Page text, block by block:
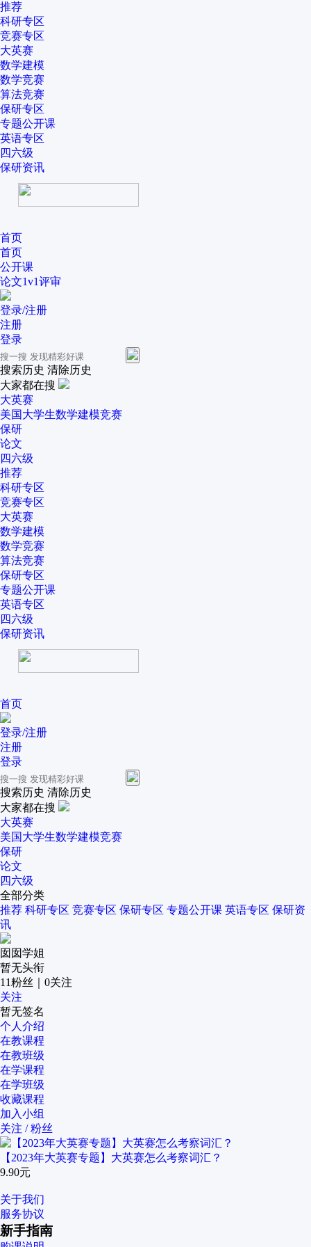
推荐
科研专区
竞赛专区
大英赛
数学建模
数学竞赛
算法竞赛
保研专区
专题公开课
英语专区
四六级
保研资讯
首页
首页
公开课
论文1v1评审
登录/注册
注册
登录
搜索历史 清除历史
大家都在搜
大英赛
美国大学生数学建模竞赛
保研
论文
四六级
推荐
科研专区
竞赛专区
大英赛
数学建模
数学竞赛
算法竞赛
保研专区
专题公开课
英语专区
四六级
保研资讯
首页
登录/注册
注册
登录
搜索历史 清除历史
大家都在搜
大英赛
美国大学生数学建模竞赛
保研
论文
四六级
全部分类
推荐 科研专区 竞赛专区 保研专区 专题公开课 英语专区 保研资
讯
囡囡学姐
暂无头衔
11粉丝 0关注
关注
暂无签名
个人介绍
在教课程
在教班级
在学课程
在学班级
收藏课程
加入小组
关注 / 粉丝
【2023年大英赛专题】大英赛怎么考察词汇？
9.90元
关于我们
服务协议
新手指南